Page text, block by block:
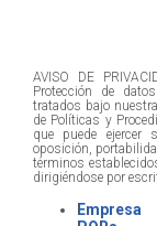
AVISO DE
Protección de
tratados bajo
de Políticas y
que puede ejercer
oposición,
términos
dirigiéndose por
Empresa